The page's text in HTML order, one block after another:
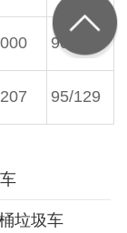
90/122
95/129
垃圾车